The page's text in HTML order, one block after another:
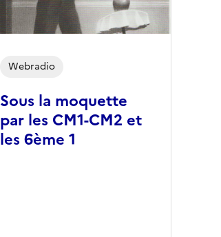
Sous la moquette
par les CM1-CM2 et
les 6ème 1
Webradio